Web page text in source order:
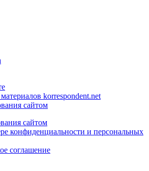
korrespondent.net
сайтом
сайтом
конфиденциальности и персональных
соглашение